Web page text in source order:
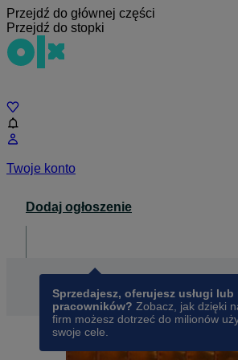
Przejdź do głównej części
Przejdź do stopki
Twoje konto
Dodaj ogłoszenie
Sprzedajesz, oferujesz usługi lub
pracowników? Zobacz, jak dzięki
firm możesz dotrzeć do milionów
swoje cele.